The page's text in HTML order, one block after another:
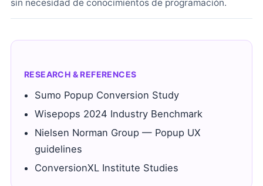
sin necesidad de conocimientos de programación.
RESEARCH & REFERENCES
Sumo Popup Conversion Study
Wisepops 2024 Industry Benchmark
Nielsen Norman Group — Popup UX
guidelines
ConversionXL Institute Studies